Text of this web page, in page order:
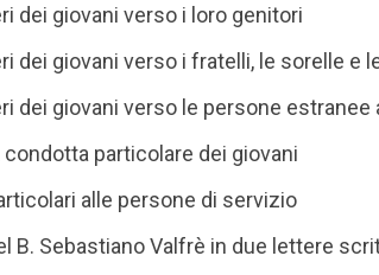
dei giovani verso i loro genitori
dei giovani verso i fratelli, le sorelle e
dei giovani verso le persone estranee
condotta particolare dei giovani
alle persone di servizio
B. Sebastiano Valfrè in due lettere